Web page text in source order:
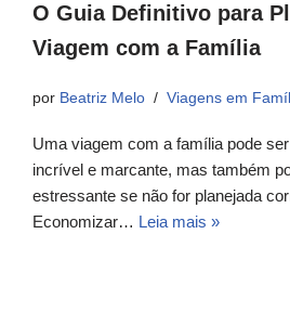
O Guia Definitivo para
Viagem com a Família
por Beatriz Melo Viagens em
Uma viagem com a família pode
incrível e marcante, mas também
estressante se não for planejada
Economizar… Leia mais »